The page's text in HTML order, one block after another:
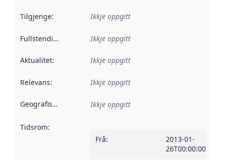
Tilgjenge: Ikkje oppgitt
Fullstendigheit Ikkje oppgitt
Aktualitet: Ikkje oppgitt
Relevans: Ikkje oppgitt
Geografisk område Ikkje oppgitt
Tidsrom:
Frå:
2013-01-
26T00:00:00Z